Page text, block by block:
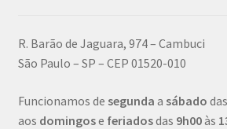
R. Barão de Jaguara, 974 – Cambuci
São Paulo – SP – CEP 01520-010
Funcionamos de segunda a sábado das
aos domingose feriadosdas 9h00às